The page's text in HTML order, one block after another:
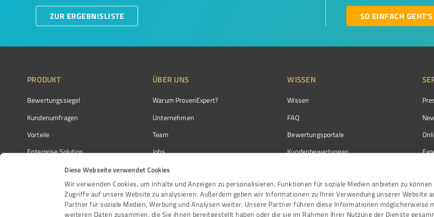
Diese Webseite verwendet Cookies
Wir verwenden Cookies, um Inhalte und Anzeigen zu personalisieren, Funktionen für soziale Medien anbieten zu können
Zugriffe auf unsere Website zu analysieren. Außerdem geben wir Informationen zu Ihrer Verwendung unserer Website
Partner für soziale Medien, Werbung und Analysen weiter. Unsere Partner führen diese Informationen möglicherweise
weiteren Daten zusammen, die Sie ihnen bereitgestellt haben oder die sie im Rahmen Ihrer Nutzung der Dienste
ZUR ERGEBNISLISTE SO EINFACH GEHT'S
PRODUKT
Bewertungssiegel
Kundenumfragen
Vorteile
Enterprise Solution
Partnerprogramm
Auszeichnungen
ÜBER UNS
Warum ProvenExpert?
Unternehmen
Team
Jobs
Kundenstimmen
Kontakt
WISSEN
Wissen
FAQ
Bewertungsportale
Kundenbewertungen
Bewertungs­richtlinien
Events